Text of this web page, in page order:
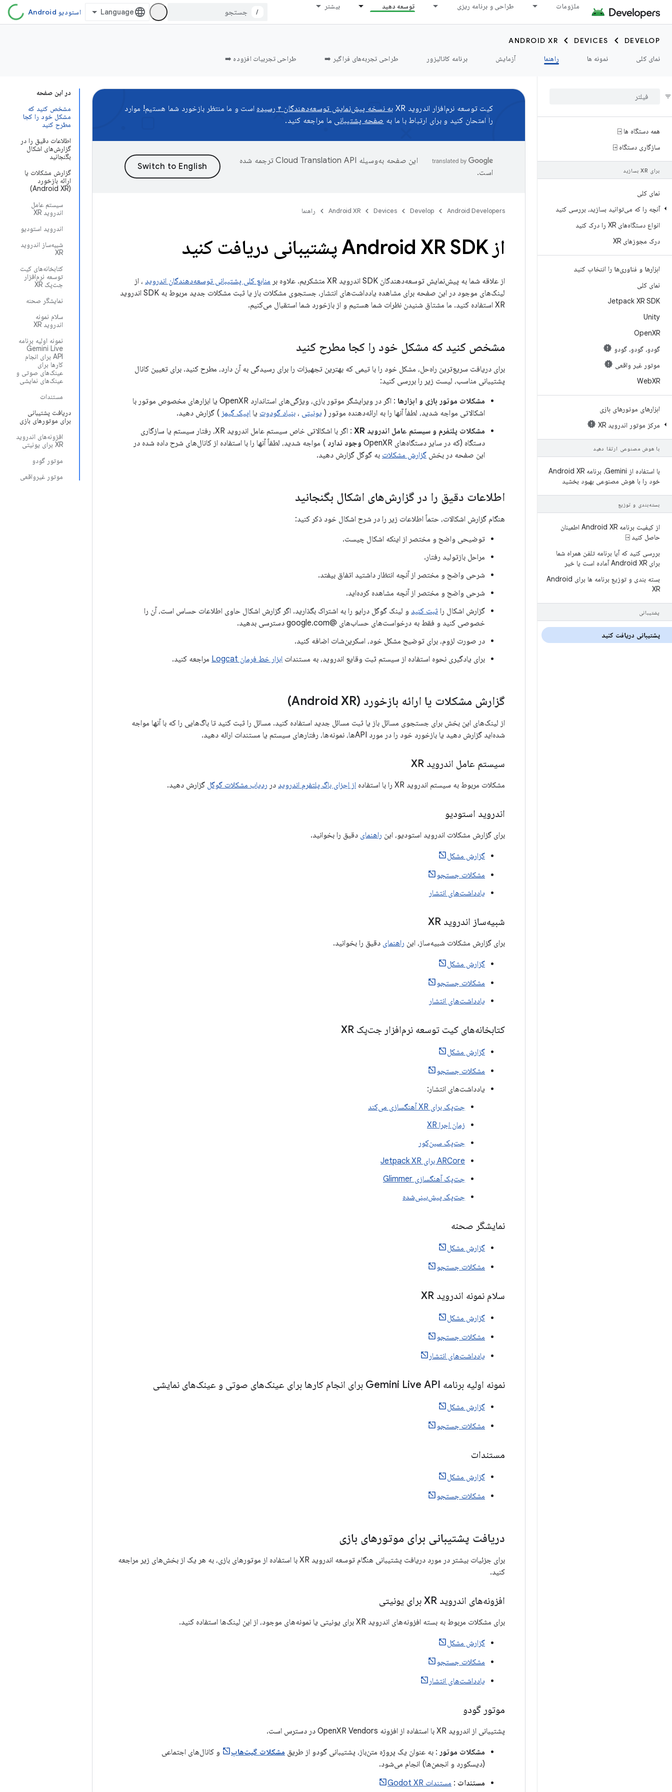
ملزومات طراحی و برنامه ریزی توسعه دهید بیشتر
/ استودیو Android
DEVELOP
DEVICES
ANDROID XR
نمای کلی
نمونه ها راهنما آزمایش برنامه کاتالیزور طراحی تجربه‌های فراگیر ➡️ طراحی تجربیات افزوده ➡️
همه دستگاه ها ⍈
سازگاری دستگاه ⍈
برای XR بسازید
نمای کلی
آنچه را که می‌توانید بسازید، بررسی کنید
انواع دستگاه‌های XR را درک کنید
درک مجوزهای XR
ابزارها و فناوری‌ها را انتخاب کنید
نمای کلی
Jetpack XR SDK
Unity
OpenXR
گودو، گودو، گودو
موتور غیر واقعی
WebXR
ابزارهای موتورهای بازی
مرکز موتور اندروید XR
با هوش مصنوعی ارتقا دهید
با استفاده از Gemini، برنامه Android XR
خود را با هوش مصنوعی بهبود بخشید
بسته‌بندی و توزیع
از کیفیت برنامه Android XR اطمینان
حاصل کنید ⍈
بررسی کنید که آیا برنامه تلفن همراه شما
برای Android XR آماده است یا خیر
بسته بندی و توزیع برنامه ها برای Android
XR
پشتیبانی
پشتیبانی دریافت کنید
در این صفحه
مشخص کنید که
مشکل خود را کجا
مطرح کنید
اطلاعات دقیق را در
گزارش‌های اشکال
بگنجانید
گزارش مشکلات یا
ارائه بازخورد
(Android XR)
سیستم عامل
اندروید XR
اندروید استودیو
شبیه‌ساز اندروید
XR
کتابخانه‌های کیت
توسعه نرم‌افزار
جت‌پک XR
نمایشگر صحنه
سلام نمونه
اندروید XR
نمونه اولیه برنامه
Gemini Live
API برای انجام
کارها برای
عینک‌های صوتی و
عینک‌های نمایشی
مستندات
دریافت پشتیبانی
برای موتورهای بازی
افزونه‌های اندروید
XR برای یونیتی
موتور گودو
موتور غیرواقعی
کیت توسعه نرم‌افزار اندروید XR به نسخه پیش‌نمایش توسعه‌دهندگان ۴ رسیده
است و ما منتظر بازخورد شما هستیم! موارد
را امتحان کنید و برای ارتباط با ما به صفحه پشتیبانی ما مراجعه کنید.
این صفحه به‌وسیله
ترجمه شده
است.
Android Developers
Develop
Devices
Android XR راهنما
از Android XR SDK پشتیبانی دریافت کنید
از علاقه شما به پیش‌نمایش توسعه‌دهندگان SDK اندروید XR متشکریم. علاوه بر منابع کلی پشتیبانی توسعه‌دهندگان اندروید ، از
لینک‌های موجود در این صفحه برای مشاهده یادداشت‌های انتشار، جستجوی مشکلات باز یا ثبت مشکلات جدید مربوط به SDK اندروید
XR استفاده کنید. ما مشتاق شنیدن نظرات شما هستیم و از بازخورد شما استقبال می‌کنیم.
مشخص کنید که مشکل خود را کجا مطرح کنید
برای دریافت سریع‌ترین راه‌حل، مشکل خود را با تیمی که بهترین تجهیزات را برای رسیدگی به آن دارد، مطرح کنید. برای تعیین کانال
پشتیبانی مناسب، لیست زیر را بررسی کنید:
مشکلات موتور بازی و ابزارها
: اگر در ویرایشگر موتور بازی، ویژگی‌های استاندارد OpenXR یا ابزارهای مخصوص موتور با
اشکالاتی مواجه شدید، لطفاً آنها را به ارائه‌دهنده موتور ( یونیتی ، بنیاد گودوت یا اپیک گیمز ) گزارش دهید.
مشکلات پلتفرم و سیستم عامل اندروید XR
: اگر با اشکالاتی خاص سیستم عامل اندروید XR، رفتار سیستم یا سازگاری
دستگاه (که در سایر دستگاه‌های OpenXR
وجود ندارد ) مواجه شدید، لطفاً آنها را با استفاده از کانال‌های شرح داده شده در
این صفحه در بخش گزارش مشکلات به گوگل گزارش دهید.
اطلاعات دقیق را در گزارش‌های اشکال بگنجانید
هنگام گزارش اشکالات، حتماً اطلاعات زیر را در شرح اشکال خود ذکر کنید:
توضیحی واضح و مختصر از اینکه اشکال چیست.
مراحل بازتولید رفتار.
شرحی واضح و مختصر از آنچه انتظار داشتید اتفاق بیفتد.
شرحی واضح و مختصر از آنچه مشاهده کرده‌اید.
گزارش اشکال را ثبت کنید و لینک گوگل درایو را به اشتراک بگذارید. اگر گزارش اشکال حاوی اطلاعات حساس است، آن را
خصوصی کنید و فقط به درخواست‌های حساب‌های @google.com دسترسی بدهید.
در صورت لزوم، برای توضیح مشکل خود، اسکرین‌شات اضافه کنید.
برای یادگیری نحوه استفاده از سیستم ثبت وقایع اندروید، به مستندات ابزار خط فرمان Logcat مراجعه کنید.
گزارش مشکلات یا ارائه بازخورد (Android XR)
از لینک‌های این بخش برای جستجوی مسائل باز یا ثبت مسائل جدید استفاده کنید. مسائل را ثبت کنید تا باگ‌هایی را که با آنها مواجه
شده‌اید گزارش دهید یا بازخورد خود را در مورد APIها، نمونه‌ها، رفتارهای سیستم یا مستندات ارائه دهید.
سیستم عامل اندروید XR
مشکلات مربوط به سیستم اندروید XR را با استفاده از اجزای باگ پلتفرم اندروید در ردیاب مشکلات گوگل گزارش دهید.
اندروید استودیو
برای گزارش مشکلات اندروید استودیو، این راهنمای دقیق را بخوانید.
گزارش مشکل
مشکلات جستجو
یادداشت‌های انتشار
شبیه‌ساز اندروید XR
برای گزارش مشکلات شبیه‌ساز، این راهنمای دقیق را بخوانید.
گزارش مشکل
مشکلات جستجو
یادداشت‌های انتشار
کتابخانه‌های کیت توسعه نرم‌افزار جت‌پک XR
گزارش مشکل
مشکلات جستجو
یادداشت‌های انتشار:
جت‌پک برای XR آهنگسازی می‌کند
زمان اجرا XR
جت‌پک سین‌کور
ARCore برای Jetpack XR
جت‌پک آهنگسازی Glimmer
جت‌پک پیش‌بینی‌شده
نمایشگر صحنه
گزارش مشکل
مشکلات جستجو
سلام نمونه اندروید XR
گزارش مشکل
مشکلات جستجو
یادداشت‌های انتشار
نمونه اولیه برنامه Gemini Live API برای انجام کارها برای عینک‌های صوتی و عینک‌های نمایشی
گزارش مشکل
مشکلات جستجو
مستندات
گزارش مشکل
مشکلات جستجو
دریافت پشتیبانی برای موتورهای بازی
برای جزئیات بیشتر در مورد دریافت پشتیبانی هنگام توسعه اندروید XR با استفاده از موتورهای بازی، به هر یک از بخش‌های زیر مراجعه
کنید.
افزونه‌های اندروید XR برای یونیتی
برای مشکلات مربوط به بسته افزونه‌های اندروید XR برای یونیتی یا نمونه‌های موجود، از این لینک‌ها استفاده کنید.
گزارش مشکل
مشکلات جستجو
یادداشت‌های انتشار
موتور گودو
پشتیبانی از اندروید XR با استفاده از افزونه OpenXR Vendors در دسترس است.
مشکلات موتور : به عنوان یک پروژه متن‌باز، پشتیبانی گودو از طریق مشکلات گیت‌هاب
و کانال‌های اجتماعی
(دیسکورد و انجمن‌ها) انجام می‌شود.
مستندات : مستندات Godot XR